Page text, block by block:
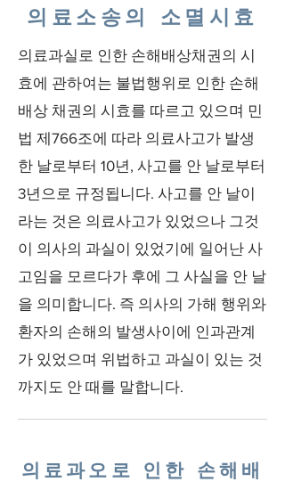
의료소송의 소멸시효
의료과실로 인한 손해배상채권의 시
효에 관하여는 불법행위로 인한 손해
배상 채권의 시효를 따르고 있으며 민
법 제766조에 따라 의료사고가 발생
한 날로부터 10년, 사고를 안 날로부터
3년으로 규정됩니다. 사고를 안 날이
라는 것은 의료사고가 있었으나 그것
이 의사의 과실이 있었기에 일어난 사
고임을 모르다가 후에 그 사실을 안 날
을 의미합니다. 즉 의사의 가해 행위와
환자의 손해의 발생사이에 인과관계
가 있었으며 위법하고 과실이 있는 것
까지도 안 때를 말합니다.
의료과오로 인한 손해배